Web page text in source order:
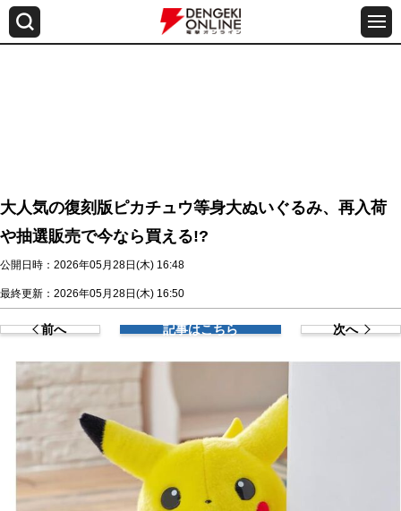
大人気の復刻版ピカチュウ等身大ぬいぐるみ、再入荷
や抽選販売で今なら買える!?
公開日時：2026年05月28日(木) 16:48
最終更新：2026年05月28日(木) 16:50
前へ 記事はこちら 次へ